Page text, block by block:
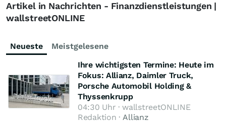
Artikel in Nachrichten - Finanzdienstleistungen |
wallstreetONLINE
Neueste
Meistgelesene
Ihre wichtigsten Termine: Heute im
Fokus: Allianz, Daimler Truck,
Porsche Automobil Holding &
Thyssenkrupp
04:30 Uhr · wallstreetONLINE
Redaktion ·Allianz